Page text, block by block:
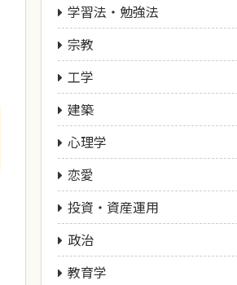
学習法・勉強法
宗教
工学
建築
心理学
恋愛
投資・資産運用
政治
教育学